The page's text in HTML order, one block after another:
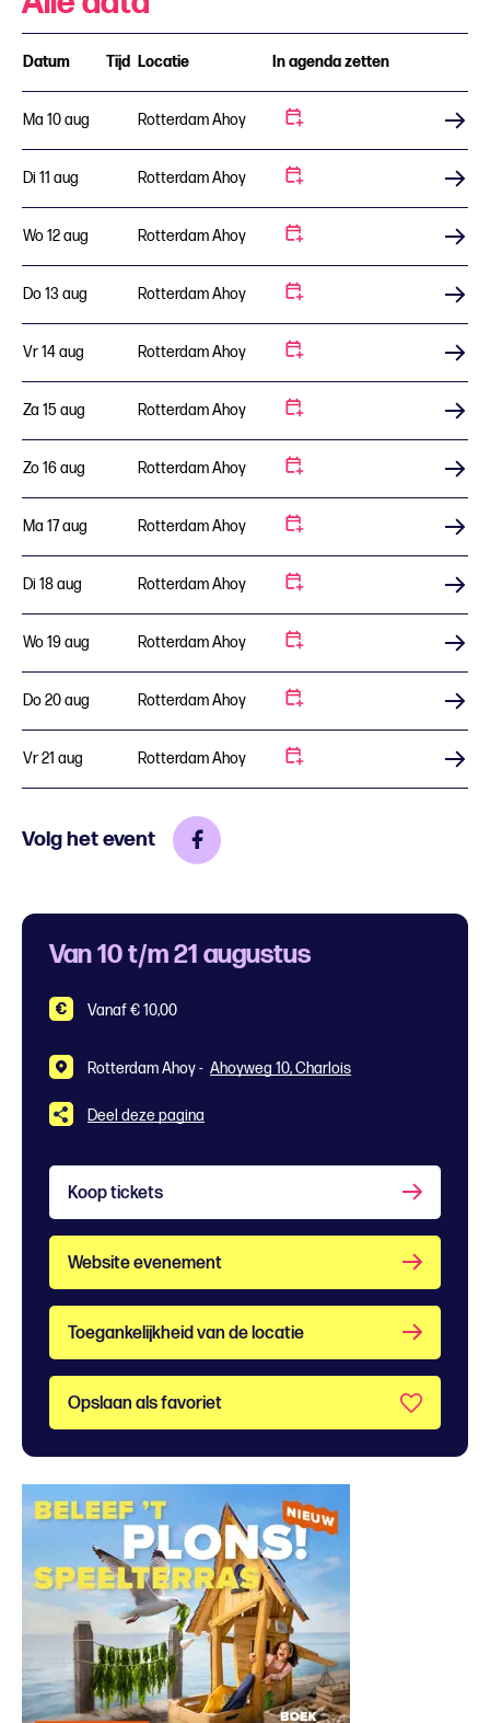
Datum Tijd Locatie In agenda zetten
Ma 10 aug Rotterdam Ahoy
Di 11 aug Rotterdam Ahoy
Wo 12 aug Rotterdam Ahoy
Do 13 aug Rotterdam Ahoy
Vr 14 aug Rotterdam Ahoy
Za 15 aug Rotterdam Ahoy
Zo 16 aug Rotterdam Ahoy
Ma 17 aug Rotterdam Ahoy
Di 18 aug Rotterdam Ahoy
Wo 19 aug Rotterdam Ahoy
Do 20 aug Rotterdam Ahoy
Vr 21 aug Rotterdam Ahoy
Volg het event
Van 10 t/m 21 augustus
Vanaf € 10,00
Rotterdam Ahoy - Ahoyweg 10, Charlois
Deel deze pagina
Koop tickets
Website evenement
Toegankelijkheid van de locatie
Opslaan als favoriet